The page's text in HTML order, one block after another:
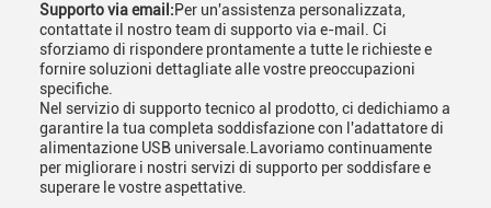
Supporto via email:Per un'assistenza personalizzata,
contattate il nostro team di supporto via e-mail. Ci
sforziamo di rispondere prontamente a tutte le richieste e
fornire soluzioni dettagliate alle vostre preoccupazioni
specifiche.
Nel servizio di supporto tecnico al prodotto, ci dedichiamo a
garantire la tua completa soddisfazione con l'adattatore di
alimentazione USB universale.Lavoriamo continuamente
per migliorare i nostri servizi di supporto per soddisfare e
superare le vostre aspettative.